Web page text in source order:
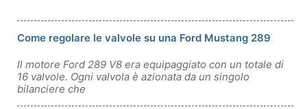
Come regolare le valvole su una Ford Mustang 289
Il motore Ford 289 V8 era equipaggiato con un totale di
16 valvole. Ogni valvola è azionata da un singolo
bilanciere che